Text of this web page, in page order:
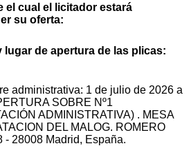
el cual el licitador estará
su oferta:
lugar de apertura de las plicas:
administrativa: 1 de julio de 2026 a
SOBRE Nº1
ADMINISTRATIVA) . MESA
DEL MALOG. ROMERO
- 28008 Madrid, España.